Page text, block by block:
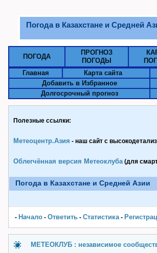
Погода в Казахстане и Средней
ПОГОДА
ПРОГНОЗ
ПОГОДЫ
Главная
Карта сайта
Добавить в Избранное
Долгосрочный прогноз
Полезные ссылки:
Метеоцентр.Азия - наш сайт с
Облегчённая версия Метеоклуба(для
Погода в Казахстане и Средней Азии
- Начало - Ответить - Статистика-
МЕТЕОКЛУБ : независимое